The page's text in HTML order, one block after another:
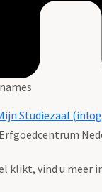
Studiezaal
klikt, vind u meer